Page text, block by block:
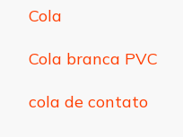
Cola
Cola branca PVC
cola de contato